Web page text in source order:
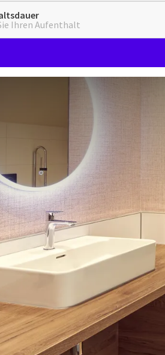
Ihren Aufenthalt
mit
LUXUSZIMMER
Check-out bis 11:00
im Hauptgebäude mit
einer extra breiten Tür, einem
Dusche ohne Schwelle.
ZIMMER
Teezubereitungsmöglichkeiten